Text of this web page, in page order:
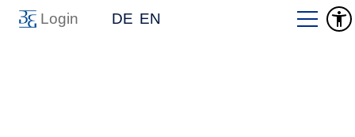
Login DE EN